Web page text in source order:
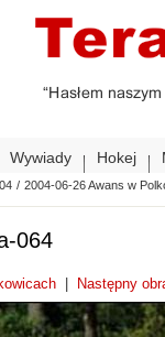
Wywiady Hokej
/ 2004-06-26 Awans w
064
Następny